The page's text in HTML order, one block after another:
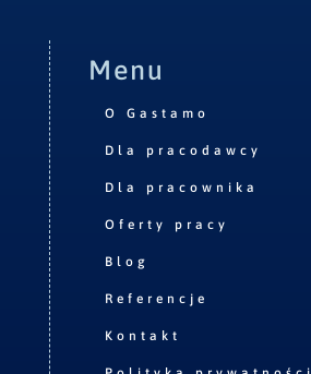
Menu
O Gastamo
Dla pracodawcy
Dla pracownika
Oferty pracy
Blog
Referencje
Kontakt